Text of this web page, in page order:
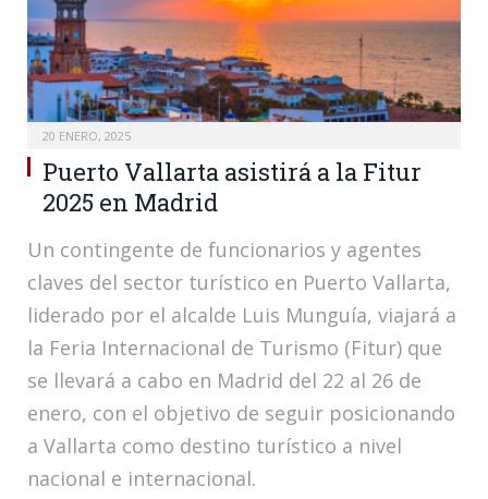
20 ENERO, 2025
Puerto Vallarta asistirá a la Fitur
2025 en Madrid
Un contingente de funcionarios y agentes
claves del sector turístico en Puerto Vallarta,
liderado por el alcalde Luis Munguía, viajará a
la Feria Internacional de Turismo (Fitur) que
se llevará a cabo en Madrid del 22 al 26 de
enero, con el objetivo de seguir posicionando
a Vallarta como destino turístico a nivel
nacional e internacional.